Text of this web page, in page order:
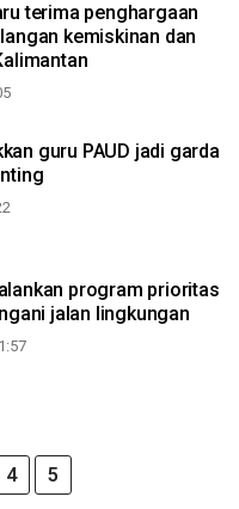
terima penghargaan
kemiskinan dan
guru PAUD jadi garda
program prioritas
jalan lingkungan
4 5